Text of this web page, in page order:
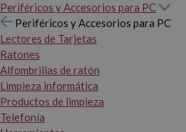
Periféricos y Accesorios para PC
Periféricos y Accesorios para PC
Lectores de Tarjetas
Ratones
Alfombrillas de ratón
Limpieza informática
Productos de limpieza
Telefonía